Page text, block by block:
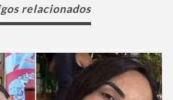
relacionados